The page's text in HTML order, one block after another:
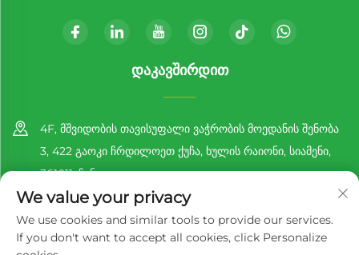
ᲓᲐᲙᲐᲕᲨᲘᲠᲓᲘᲗ
4F, მშვიდობის თავისუფალი ვაჭრობის მოედანის შენობა
3, 422 გაოკი ჩრდილოეთ ქუჩა, ხულის რაიონი, სიამენი,
361011, ჩინეთი
+86-13860188777
[email protected]
We value your privacy
We use cookies and similar tools to provide our services.
If you don't want to accept all cookies, click Personalize